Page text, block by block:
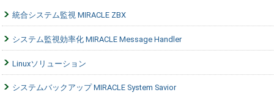
統合システム監視 MIRACLE ZBX
システム監視効率化 MIRACLE Message Handler
Linuxソリューション
システムバックアップ MIRACLE System Savior